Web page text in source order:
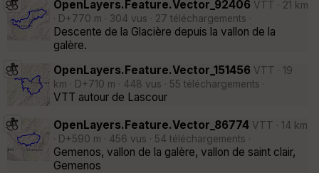
OpenLayers.Feature.Vector_92406 VTT · 21 km
· D+770 m · 304 vus · 27 téléchargements ·
Descente de la Glacière depuis la vallon de la
galère.
OpenLayers.Feature.Vector_151456 VTT · 19
km · D+710 m · 448 vus · 55 téléchargements ·
VTT autour de Lascour
OpenLayers.Feature.Vector_86774 VTT · 14 km
· D+590 m · 456 vus · 54 téléchargements ·
Gemenos, vallon de la galère, vallon de saint clair,
Gemenos